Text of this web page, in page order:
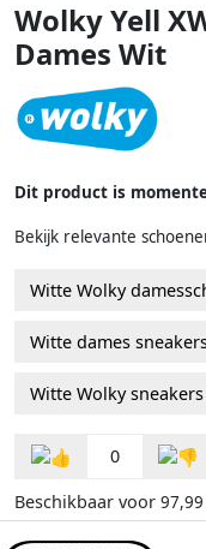
Wolky Yell
Dames Wit
Dit product is
Bekijk relevante
Witte Wolky
Witte dames
Witte Wolky sneakers
0
Beschikbaar voor 97,99